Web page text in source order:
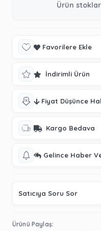
Ürün
Favorilere Ekle
İndirimli Ürün
Fiyat Düşünce
Kargo Bedava
Gelince Haber
Satıcıya Soru Sor
Ürünü Paylaş: